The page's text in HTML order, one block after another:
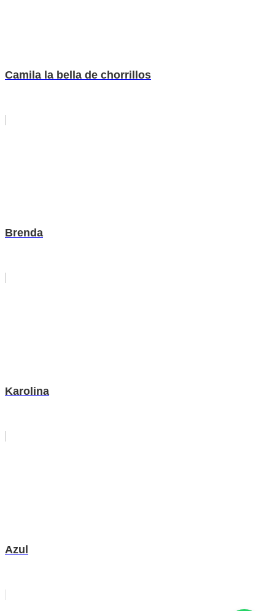
Camila la bella de chorrillos
Brenda
Karolina
Azul